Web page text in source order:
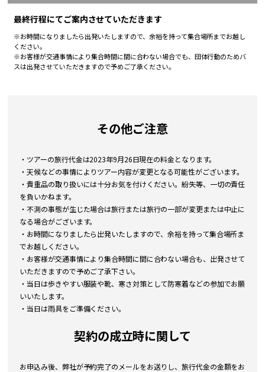
最終行程にてご案内させていただきます
※お時間になりましたら出発いたしますので、余裕を持って集合場所までお越し
ください。
※お客様が交通事情により集合時間に間に合わない場合でも、団体行動のためバ
スは出発させていただきますので予めご了承ください。
その他ご注意
・ツアーの旅行代金は2023年9月26日現在の料金となります。
・天候などの事情によりツアー内容が変更となる可能性がございます。
・貴重品の取り扱いには十分お気を付けください。紛失等、一切の責任
を負いかねます。
・不測の事態が生じた場合は旅行または旅行の一部が変更または中止に
なる場合がございます。
・お時間になりましたら出発いたしますので、余裕を持って集合場所ま
でお越しください。
・お客様が交通事情により集合時間に間に合わない場合も、出発させて
いただきますので予めご了承下さい。
・当日は歩きやすい服装や靴、寒さ対策として防寒着などの参加でお願
いいたします。
・当日は雨具をご準備ください。
契約の成立時に関して
お申込み後、弊社が予約完了のメールをお送りし、旅行代金の金額をお